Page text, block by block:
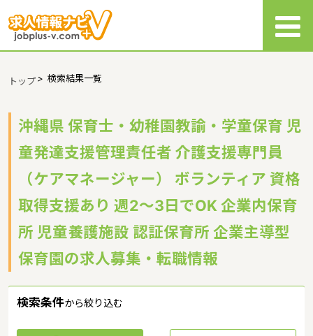
トップ> 検索結果一覧
沖縄県 保育士・幼稚園教諭・学童保育 児
童発達支援管理責任者 介護支援専門員
（ケアマネージャー） ボランティア 資格
取得支援あり 週2～3日でOK 企業内保育
所 児童養護施設 認証保育所 企業主導型
保育園の求人募集・転職情報
検索条件から絞り込む